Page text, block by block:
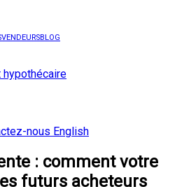
VENDEURSBLOG
hypothécaire
nous English
: comment votre
futurs acheteurs